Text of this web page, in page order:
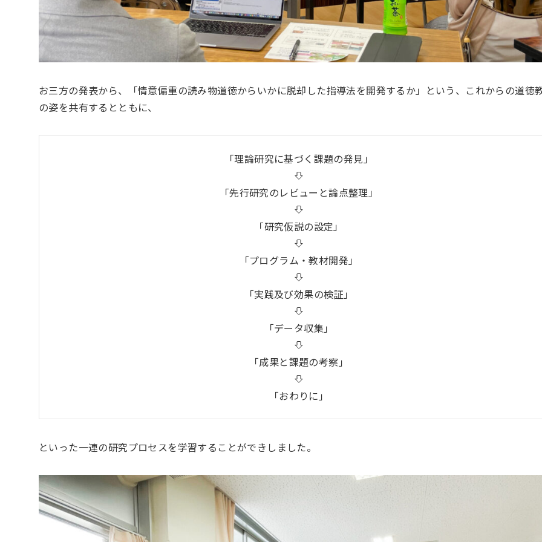
お三方の発表から、「情意偏重の読み物道徳からいかに脱却した指導法を開発するか」という、これからの道徳
の姿を共有するとともに、
「理論研究に基づく課題の発見」
「先行研究のレビューと論点整理」
「研究仮説の設定」
「プログラム・教材開発」
「実践及び効果の検証」
「データ収集」
「成果と課題の考察」
「おわりに」
といった一連の研究プロセスを学習することができしました。